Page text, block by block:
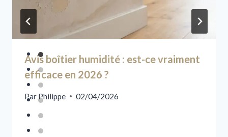
Avis boîtier humidité : est-ce vraiment
efficace en 2026 ?
Par Philippe 02/04/2026